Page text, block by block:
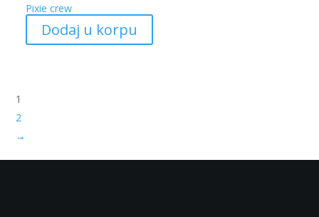
Pixie crew
Dodaj u korpu
1
2
→